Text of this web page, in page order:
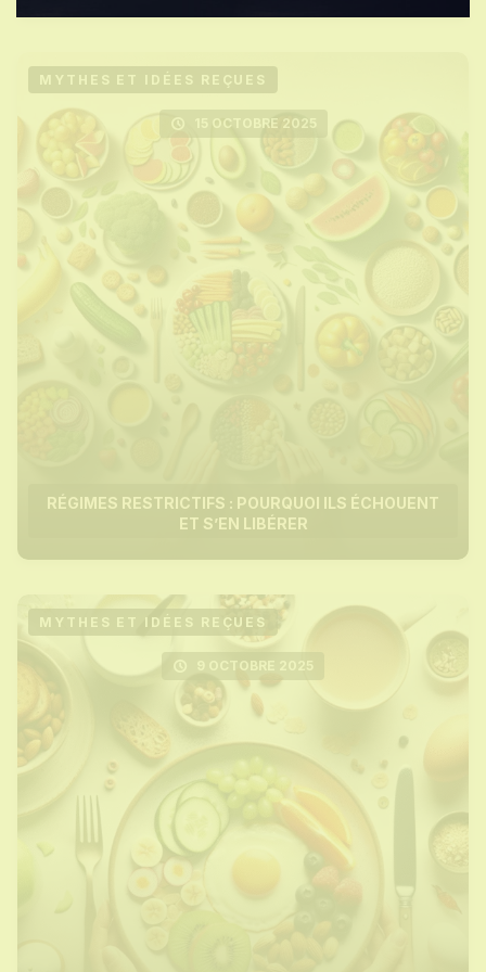
MYTHES ET IDÉES REÇUES
RÉGIMES RESTRICTIFS : POURQUOI ILS ÉCHOUENT
ET S’EN LIBÉRER
15 OCTOBRE 2025
MYTHES ET IDÉES REÇUES
9 OCTOBRE 2025